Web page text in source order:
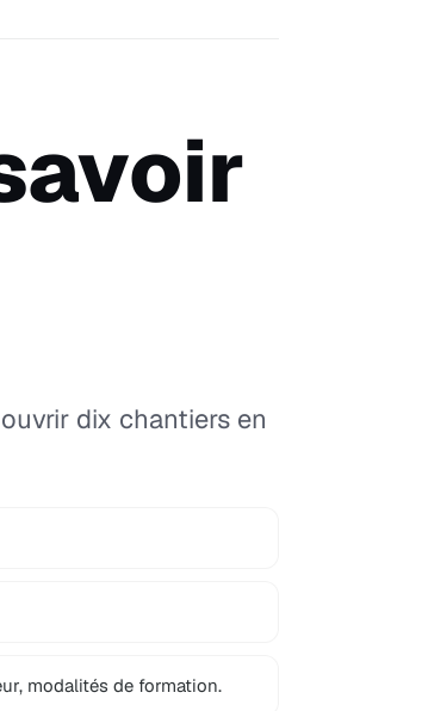
dix chantiers en
modalités de formation.